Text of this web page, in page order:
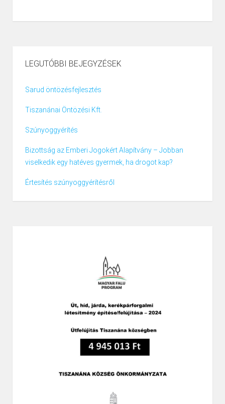
LEGUTÓBBI BEJEGYZÉSEK
Sarud öntözésfejlesztés
Tiszanánai Öntözési Kft.
Szúnyoggyérítés
Bizottság az Emberi Jogokért Alapítvány – Jobban
viselkedik egy hatéves gyermek, ha drogot kap?
Értesítés szúnyoggyérítésről